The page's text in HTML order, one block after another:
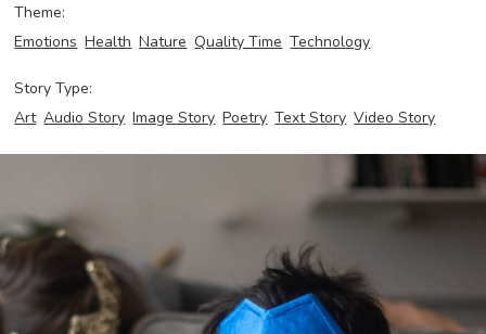
Theme:
Emotions Health Nature Quality Time Technology
Story Type:
Art Audio Story Image Story Poetry Text Story Video Story